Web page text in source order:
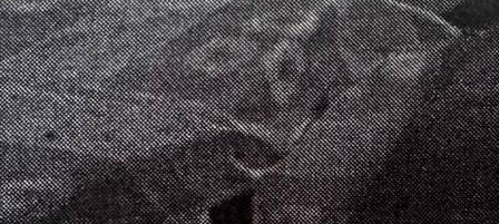
В июле 2024 года 51-летний ранее судимый красноярец
решил подзаработать на миграционном потоке. За скромное